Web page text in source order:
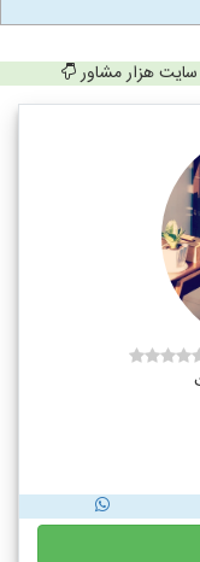
سایت هزار مشاور